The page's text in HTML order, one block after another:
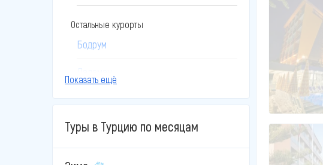
Остальные курорты
Бодрум
Дидим
Измир
Показать ещё
Туры в Турцию по месяцам